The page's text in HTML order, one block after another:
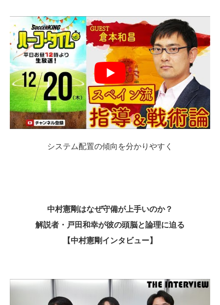
システム配置の傾向を分かりやすく
中村憲剛はなぜ守備が上手いのか？
解説者・戸田和幸が彼の頭脳と論理に迫る
【中村憲剛インタビュー】